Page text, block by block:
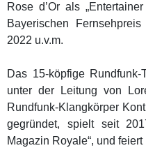
Rose d’Or als
Bayerischen
2022 u.v.m.
Das 15-köpfige Rundfunk-
unter der Leitung von
Rundfunk-Klangkörper
gegründet, spielt seit
Magazin Royale“, und